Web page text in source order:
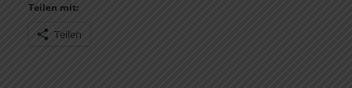
Teilen mit:
Teilen